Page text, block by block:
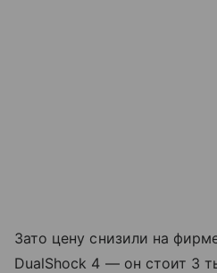
Зато цену снизили на
DualShock 4 — он стоит 3